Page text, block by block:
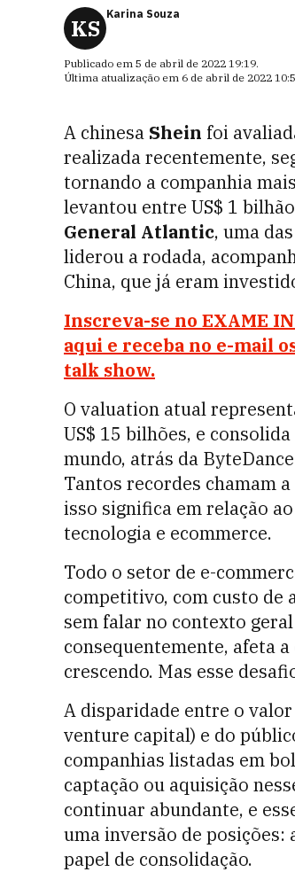
KS
Karina Souza
Publicado em 5 de abril de 2022 19:19.
Última atualização em 6 de abril de 2022
A chinesa Shein foi
realizada recentemente,
tornando a companhia
levantou entre US$ 1
General Atlantic, uma
liderou a rodada,
China, que já eram
Inscreva-se no EXAME
aqui e receba no e-mail
talk show.
O valuation atual
US$ 15 bilhões, e
mundo, atrás da
Tantos recordes chamam
isso significa em relação
tecnologia e ecommerce.
Todo o setor de e-
competitivo, com custo de
sem falar no contexto
consequentemente, afeta
crescendo. Mas esse
A disparidade entre o
venture capital) e do
companhias listadas em
captação ou aquisição
continuar abundante, e
uma inversão de
papel de consolidação.